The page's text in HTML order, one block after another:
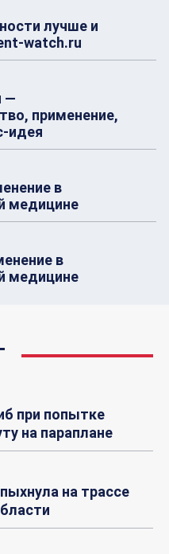
лучше и
watch.ru
—
применение,
идея
в
медицине
в
медицине
при попытке
на параплане
на трассе